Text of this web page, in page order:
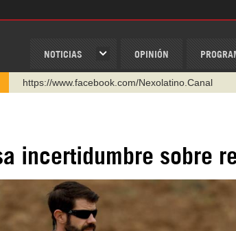
NOTICIAS OPINIÓN
https://www.youtube.com/@nexo_latino
https://urmedium.com/c/hispantv
WhatsApp y Viber: +98 921 79 29 404
Instagram como: hispan_tv
https://www.facebook.com/Nexolatino.Canal
incertidumbre sobre